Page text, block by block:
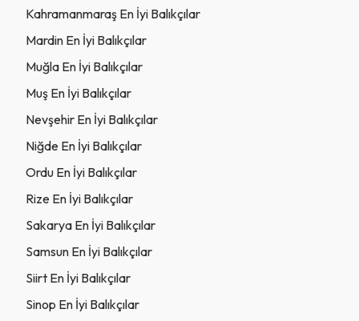
Kahramanmaraş En İyi Balıkçılar
Mardin En İyi Balıkçılar
Muğla En İyi Balıkçılar
Muş En İyi Balıkçılar
Nevşehir En İyi Balıkçılar
Niğde En İyi Balıkçılar
Ordu En İyi Balıkçılar
Rize En İyi Balıkçılar
Sakarya En İyi Balıkçılar
Samsun En İyi Balıkçılar
Siirt En İyi Balıkçılar
Sinop En İyi Balıkçılar